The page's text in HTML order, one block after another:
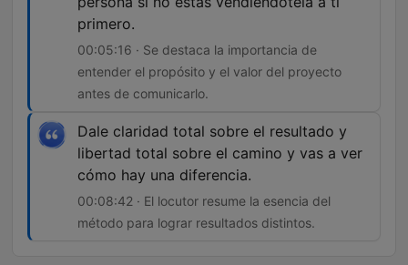
primero.
00:05:16 · Se destaca la importancia de
entender el propósito y el valor del proyecto
antes de comunicarlo.
Dale claridad total sobre el resultado y
libertad total sobre el camino y vas a ver
cómo hay una diferencia.
00:08:42 · El locutor resume la esencia del
método para lograr resultados distintos.